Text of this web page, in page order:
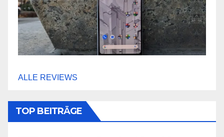
ALLE REVIEWS
TOP BEITRÄGE